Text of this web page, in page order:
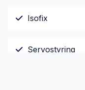
Isofix
Servostyring